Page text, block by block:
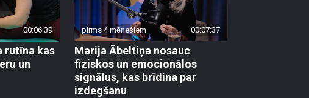
00:06:39
rutīna kas
un
pirms 4 mēnešiem 00:07:37
Marija Ābeltiņa nosauc
fiziskos un emocionālos
signālus, kas brīdina par
izdegšanu